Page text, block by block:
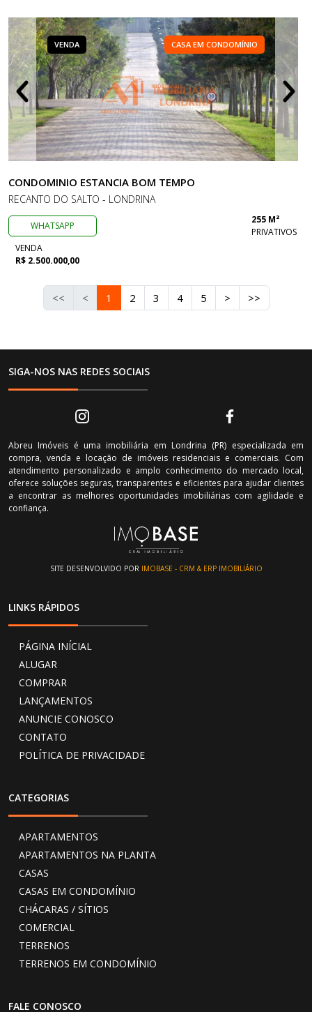
VENDA CASA EM CONDOMÍNIO
CONDOMINIO ESTANCIA BOM TEMPO
RECANTO DO SALTO - LONDRINA
WHATSAPP
255 M²
PRIVATIVOS
VENDA
R$ 2.500.000,00
<< < 1 2 3 4 5 > >>
SIGA-NOS NAS REDES SOCIAIS
Abreu Imóveis é uma imobiliária em Londrina (PR) especializada em
compra, venda e locação de imóveis residenciais e comerciais. Com
atendimento personalizado e amplo conhecimento do mercado local,
oferece soluções seguras, transparentes e eficientes para ajudar clientes
a encontrar as melhores oportunidades imobiliárias com agilidade e
confiança.
SITE DESENVOLVIDO POR IMOBASE - CRM & ERP IMOBILIÁRIO
LINKS RÁPIDOS
PÁGINA INÍCIAL
ALUGAR
COMPRAR
LANÇAMENTOS
ANUNCIE CONOSCO
CONTATO
POLÍTICA DE PRIVACIDADE
CATEGORIAS
APARTAMENTOS
APARTAMENTOS NA PLANTA
CASAS
CASAS EM CONDOMÍNIO
CHÁCARAS / SÍTIOS
COMERCIAL
TERRENOS
TERRENOS EM CONDOMÍNIO
FALE CONOSCO